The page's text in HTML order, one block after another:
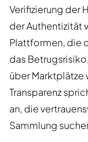
Verifizierung der
der Authentizität
Plattformen, die
das
über
Transparenz
an, die
Sammlung